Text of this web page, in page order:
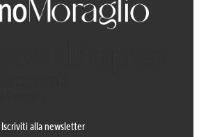
Iscriviti alla newsletter